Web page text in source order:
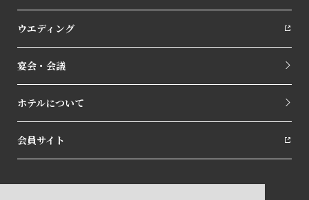
ウエディング
宴会・会議
ホテルについて
会員サイト